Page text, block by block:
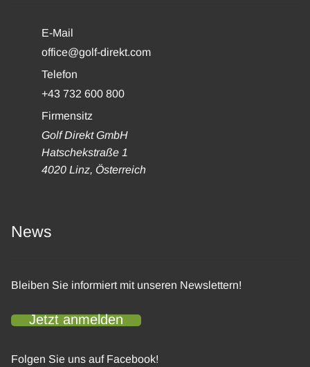
E-Mail
office@golf-direkt.com
Telefon
+43 732 600 800
Firmensitz
Golf Direkt GmbH
Hatschekstraße 1
4020 Linz, Österreich
News
Bleiben Sie informiert mit unseren Newslettern!
Jetzt anmelden
Folgen Sie uns auf Facebook!